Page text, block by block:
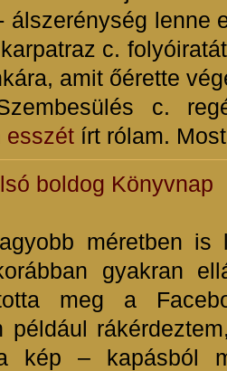
álszerénység lenne
c.
amit őérette
c.
esszét írt rólam.
boldog Könyvnap
méretben
gyakran
meg a
például
kép – kapásból